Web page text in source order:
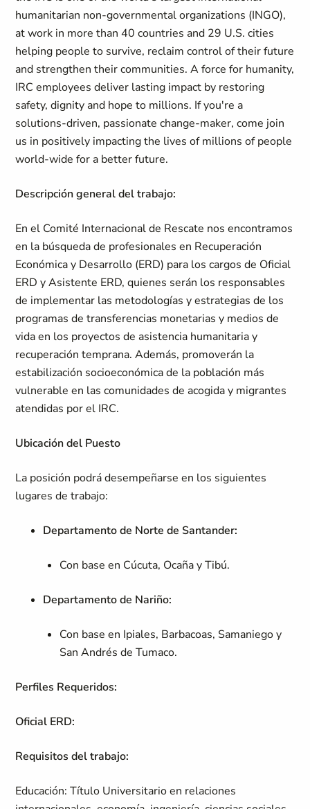
humanitarian non-governmental organizations (INGO),
at work in more than 40 countries and 29 U.S. cities
helping people to survive, reclaim control of their future
and strengthen their communities. A force for humanity,
IRC employees deliver lasting impact by restoring
safety, dignity and hope to millions. If you're a
solutions-driven, passionate change-maker, come join
us in positively impacting the lives of millions of people
world-wide for a better future.
Descripción general del trabajo:
En el Comité Internacional de Rescate nos encontramos
en la búsqueda de profesionales en Recuperación
Económica y Desarrollo (ERD) para los cargos de Oficial
ERD y Asistente ERD, quienes serán los responsables
de implementar las metodologías y estrategias de los
programas de transferencias monetarias y medios de
vida en los proyectos de asistencia humanitaria y
recuperación temprana. Además, promoverán la
estabilización socioeconómica de la población más
vulnerable en las comunidades de acogida y migrantes
atendidas por el IRC.
Ubicación del Puesto
La posición podrá desempeñarse en los siguientes
lugares de trabajo:
Departamento de Norte de Santander:
Con base en Cúcuta, Ocaña y Tibú.
Departamento de Nariño:
Con base en Ipiales, Barbacoas, Samaniego y
San Andrés de Tumaco.
Perfiles Requeridos:
Oficial ERD:
Requisitos del trabajo:
Educación: Título Universitario en relaciones